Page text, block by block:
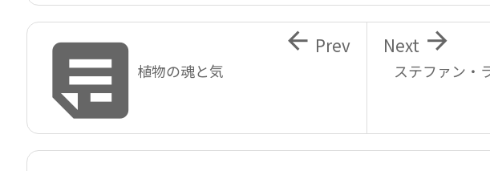
ステファン・

Next
植物の魂と気
 Prev